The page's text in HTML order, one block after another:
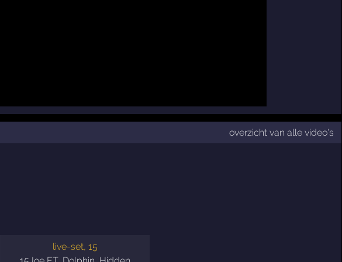
overzicht van alle video's
live-set, 15